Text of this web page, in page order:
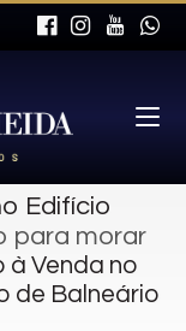
Edifício
para morar
Venda no
de Balneário